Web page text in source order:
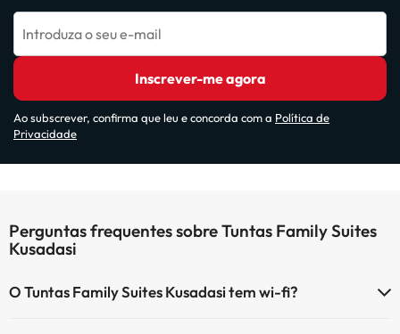
Introduza o seu e-mail
Inscrever-me agora
Ao subscrever, confirma que leu e concorda com a Política de
Privacidade
Perguntas frequentes sobre Tuntas Family Suites
Kusadasi
O Tuntas Family Suites Kusadasi tem wi-fi?